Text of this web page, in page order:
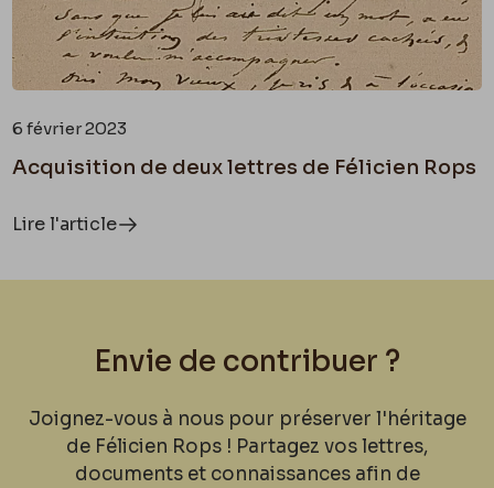
6 février 2023
Acquisition de deux lettres de Félicien Rops
Lire l'article
Envie de contribuer ?
Joignez-vous à nous pour préserver l'héritage
de Félicien Rops ! Partagez vos lettres,
documents et connaissances afin de